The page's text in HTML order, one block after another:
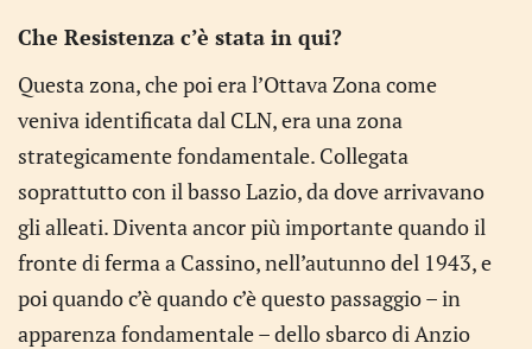
Che Resistenza c’è stata in qui?
Questa zona, che poi era l’Ottava Zona come
veniva identificata dal CLN, era una zona
strategicamente fondamentale. Collegata
soprattutto con il basso Lazio, da dove arrivavano
gli alleati. Diventa ancor più importante quando il
fronte di ferma a Cassino, nell’autunno del 1943, e
poi quando c’è quando c’è questo passaggio – in
apparenza fondamentale – dello sbarco di Anzio